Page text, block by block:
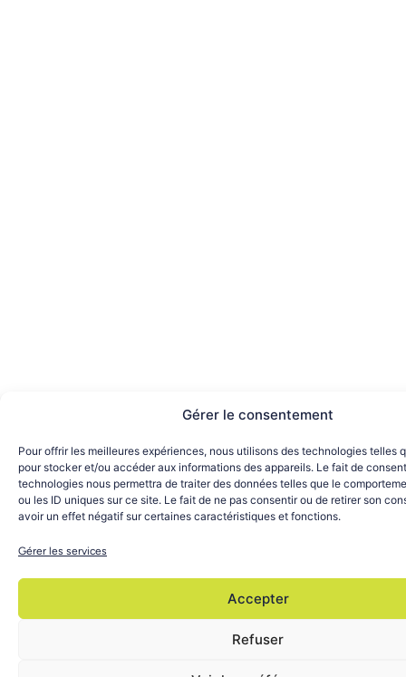
Gérer le consentement
Pour offrir les meilleures expériences, nous utilisons des technologies telles
pour stocker et/ou accéder aux informations des appareils. Le fait de
technologies nous permettra de traiter des données telles que le
ou les ID uniques sur ce site. Le fait de ne pas consentir ou de retirer son
avoir un effet négatif sur certaines caractéristiques et fonctions.
Gérer les services
Accepter
Refuser